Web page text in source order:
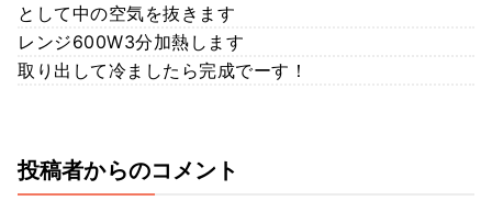
として中の空気を抜きます
レンジ600W3分加熱します
取り出して冷ましたら完成でーす！
投稿者からのコメント